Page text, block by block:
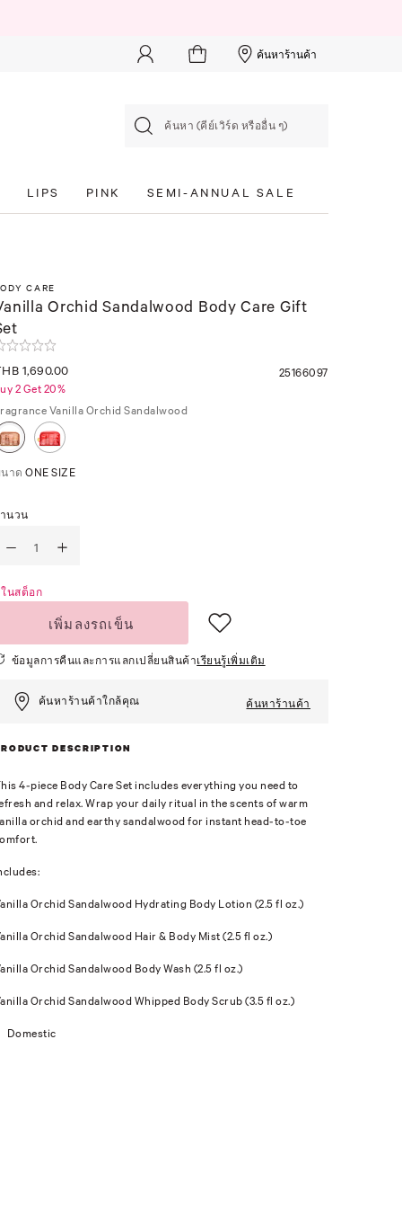
ค้นหาร้านค้า
ค้นหา (คีย์เวิร์ด หรืออื่น ๆ)
LIPS PINK SEMI-ANNUAL SALE
CARE
Orchid Sandalwood Body Care Gift
25166097
1,690.00
2 Get 20%
Vanilla Orchid Sandalwood
าดONE SIZE
นวน
นสต็อก
เพิ่มลงรถเข็น
ข้อมูลการคืนและการแลกเปลี่ยนสินค้าเรียนรู้เพิ่มเติม
ค้นหาร้านค้าใกล้คุณ ค้นหาร้านค้า
DESCRIPTION
4-piece Body Care Set includes everything you need to
and relax. Wrap your daily ritual in the scents of warm
orchid and earthy sandalwood for instant head-to-toe
Orchid Sandalwood Hydrating Body Lotion (2.5 fl oz.)
Orchid Sandalwood Hair & Body Mist (2.5 fl oz.)
Orchid Sandalwood Body Wash (2.5 fl oz.)
Orchid Sandalwood Whipped Body Scrub (3.5 fl oz.)
Domestic